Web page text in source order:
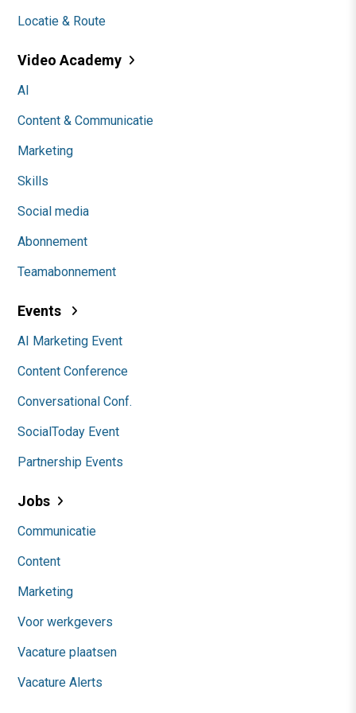
Locatie & Route
Video Academy
AI
Content & Communicatie
Marketing
Skills
Social media
Abonnement
Teamabonnement
Events
AI Marketing Event
Content Conference
Conversational Conf.
SocialToday Event
Partnership Events
Jobs
Communicatie
Content
Marketing
Voor werkgevers
Vacature plaatsen
Vacature Alerts